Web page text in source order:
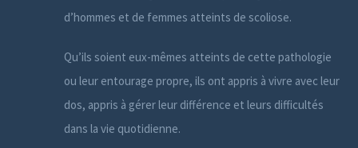
d’hommes et de femmes atteints de scoliose.
Qu’ils soient eux-mêmes atteints de cette pathologie
ou leur entourage propre, ils ont appris à vivre avec leur
dos, appris à gérer leur différence et leurs difficultés
dans la vie quotidienne.